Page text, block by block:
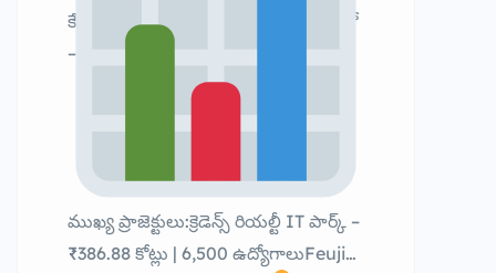
కేటాయింపుమొత్తం పెట్టుబడులు వేల కోట్లలో
– వేలాది ఉద్యోగాల అవకాశాలు
ముఖ్య ప్రాజెక్టులు:క్రెడెన్స్ రియల్టీ IT పార్క్ –
₹386.88 కోట్లు | 6,500 ఉద్యోగాలుFeuji